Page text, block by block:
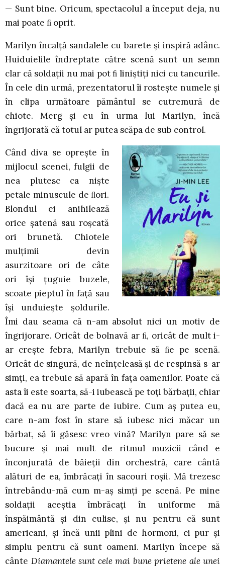
— Sunt bine. Oricum, spectacolul a început deja, nu
mai poate ﬁ oprit.
Marilyn încalță sandalele cu barete și inspiră adânc.
Huiduielile îndreptate către scenă sunt un semn
clar că soldații nu mai pot ﬁ liniștiți nici cu tancurile.
În cele din urmă, prezentatorul îi rostește numele și
în clipa următoare pământul se cutremură de
chiote. Merg și eu în urma lui Marilyn, încă
îngrijorată că totul ar putea scăpa de sub control.
Când diva se oprește în
mijlocul scenei, fulgii de
nea plutesc ca niște
petale minuscule de ﬂori.
Blondul ei anihilează
orice șatenă sau roșcată
ori brunetă. Chiotele
mulțimii devin
asurzitoare ori de câte
ori își țuguie buzele,
scoate pieptul în față sau
își unduiește șoldurile.
Îmi dau seama că n-am absolut nici un motiv de
îngrijorare. Oricât de bolnavă ar ﬁ, oricât de mult i-
ar crește febra, Marilyn trebuie să ﬁe pe scenă.
Oricât de singură, de neînțeleasă și de respinsă s-ar
simți, ea trebuie să apară în fața oamenilor. Poate că
asta îi este soarta, să-i iubească pe toți bărbații, chiar
dacă ea nu are parte de iubire. Cum aș putea eu,
care n-am fost în stare să iubesc nici măcar un
bărbat, să îi găsesc vreo vină? Marilyn pare să se
bucure și mai mult de ritmul muzicii când e
înconjurată de băieții din orchestră, care cântă
alături de ea, îmbrăcați în sacouri roșii. Mă trezesc
întrebându-mă cum m-aș simți pe scenă. Pe mine
soldații aceștia îmbrăcați în uniforme mă
înspăimântă și din culise, și nu pentru că sunt
americani, și încă unii plini de hormoni, ci pur și
simplu pentru că sunt oameni. Marilyn începe să
cânte Diamantele sunt cele mai bune prietene ale unei